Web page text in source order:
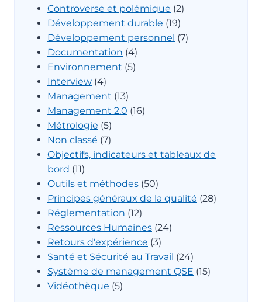
Controverse et polémique (2)
Développement durable (19)
Développement personnel (7)
Documentation (4)
Environnement (5)
Interview (4)
Management (13)
Management 2.0 (16)
Métrologie (5)
Non classé (7)
Objectifs, indicateurs et tableaux de
bord (11)
Outils et méthodes (50)
Principes généraux de la qualité (28)
Réglementation (12)
Ressources Humaines (24)
Retours d'expérience (3)
Santé et Sécurité au Travail (24)
Système de management QSE (15)
Vidéothèque (5)